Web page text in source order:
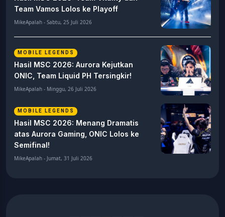
Team Vamos Lolos ke Playoff
MikeApalah - Sabtu, 25 Juli 2026
MOBILE LEGENDS
Hasil MSC 2026: Aurora Kejutkan
ONIC, Team Liquid PH Tersingkir!
MikeApalah - Minggu, 26 Juli 2026
MOBILE LEGENDS
Hasil MSC 2026: Menang Dramatis
atas Aurora Gaming, ONIC Lolos ke
Semifinal!
MikeApalah - Jumat, 31 Juli 2026